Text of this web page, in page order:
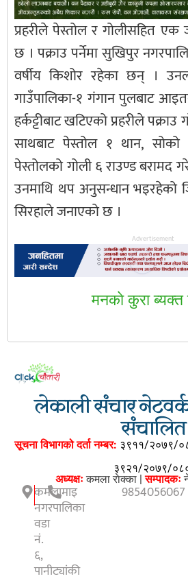
प्रहरीले पेस्तोल र गोलीसहित एक
छ । पक्राउ पर्नेमा सुखिपुर
वर्षीय किशोर रहेका छन् ।
गाउँपालिका-१ गंगान पुलबाट
हर्कट्टीबाट खटिएको प्रहरीले पक्राउ
साथबाट पेस्तोल १ थान,
पेस्तोलको गोली ६ राउण्ड बरामद
उनमाथि थप अनुसन्धान भइरहेको
सिरहाले जनाएको छ ।
Advertisement
मनकाे कुरा ब्यक्त
लेकाली संचार नेटवर्क
संचालित
सूचना विभागको दर्ता नम्बर: ३९११/२०७९/
३९२१/२०७९/
अध्यक्षःकमला राेक्का |सम्पादकः
कमलामाइ
नगरपालिका
वडा
नं.
६,
पानीट्यांकी
9854056067